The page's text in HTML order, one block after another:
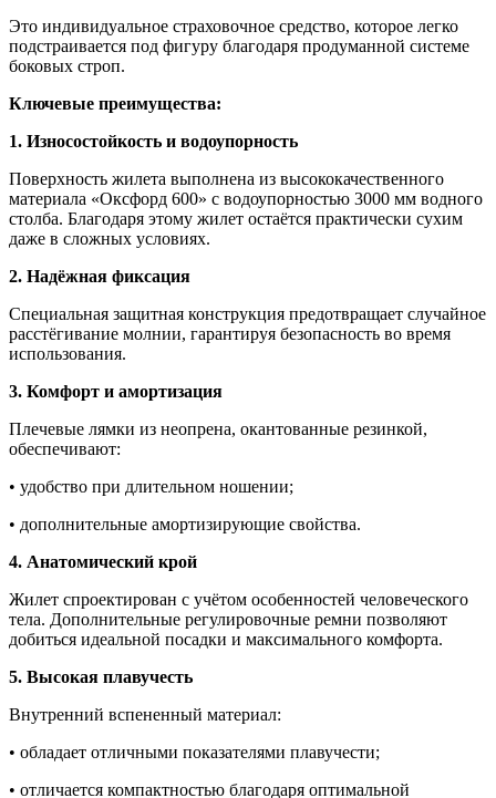
Это индивидуальное страховочное средство, которое легко
подстраивается под фигуру благодаря продуманной системе
боковых строп.
Ключевые преимущества:
1. Износостойкость и водоупорность
Поверхность жилета выполнена из высококачественного
материала «Оксфорд 600» с водоупорностью 3000 мм водного
столба. Благодаря этому жилет остаётся практически сухим
даже в сложных условиях.
2. Надёжная фиксация
Специальная защитная конструкция предотвращает случайное
расстёгивание молнии, гарантируя безопасность во время
использования.
3. Комфорт и амортизация
Плечевые лямки из неопрена, окантованные резинкой,
обеспечивают:
• удобство при длительном ношении;
• дополнительные амортизирующие свойства.
4. Анатомический крой
Жилет спроектирован с учётом особенностей человеческого
тела. Дополнительные регулировочные ремни позволяют
добиться идеальной посадки и максимального комфорта.
5. Высокая плавучесть
Внутренний вспененный материал:
• обладает отличными показателями плавучести;
• отличается компактностью благодаря оптимальной